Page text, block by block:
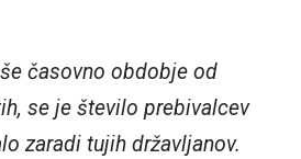
časovno obdobje od
se je število prebivalcev
zaradi tujih državljanov.